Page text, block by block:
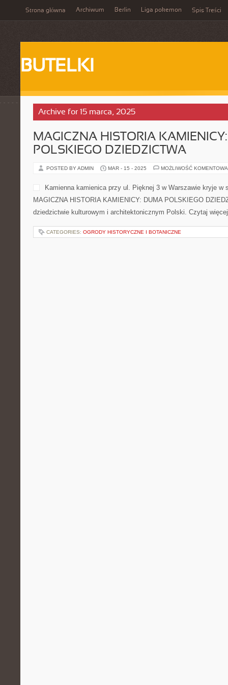
Strona główna Archiwum Berlin Liga pokemon Spis Treści
BUTELKI
Archive for 15 marca, 2025
MAGICZNA HISTORIA
POLSKIEGO DZIEDZICTWA
POSTED BY ADMIN MAR - 15 - 2025 MOŻLIWOŚĆ
Kamienna kamienica przy ul. Pięknej 3 w Warszawie kryje w
MAGICZNA HISTORIA KAMIENICY: DUMA POLSKIEGO
dziedzictwie kulturowym i architektonicznym Polski. Czytaj
CATEGORIES: OGRODY HISTORYCZNE I BOTANICZNE